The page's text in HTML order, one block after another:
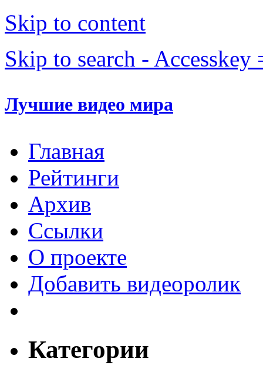
Skip to content
Skip to search - Accesskey
Лучшие видео мира
Главная
Рейтинги
Архив
Ссылки
О проекте
Добавить видеоролик
Категории